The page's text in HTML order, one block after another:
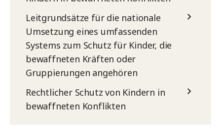
Leitgrundsätze für die nationale
Umsetzung eines umfassenden
Systems zum Schutz für Kinder, die
bewaffneten Kräften oder
Gruppierungen angehören
Rechtlicher Schutz von Kindern in
bewaffneten Konflikten